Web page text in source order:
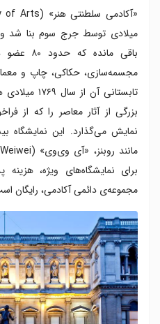
میلادی توسط جرج سوم بنا
باقی
مجسمه‌سازی، حکاکی، چاپ و
تابستانی
بزرگی از آثار معاصر را که از
نمایش می‌گذارد. این نمایشگاه
برای نمایشگاه‌های ویژه،
مجموعه‌ی دائمی آکادمی، رایگان